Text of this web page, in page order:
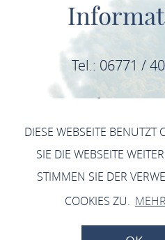
Tel.: 06771 /
E-Mail:
DIESE WEBSEITE BENUTZT
SIE DIE WEBSEITE
STIMMEN SIE DER
COOKIES ZU.